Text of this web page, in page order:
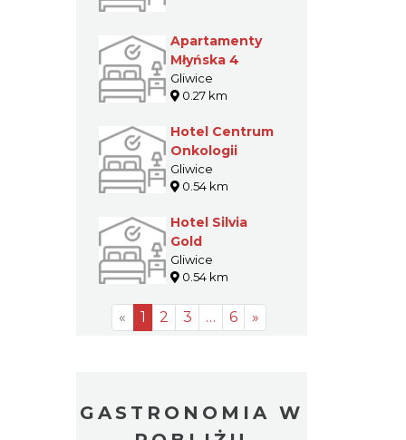
Hostel Gliwice
Gliwice
0.00 km
Apartamenty
Młyńska 4
Gliwice
Hotel Centrum
Onkologii
Gliwice
Hotel Silvia
1 2 3 … 6